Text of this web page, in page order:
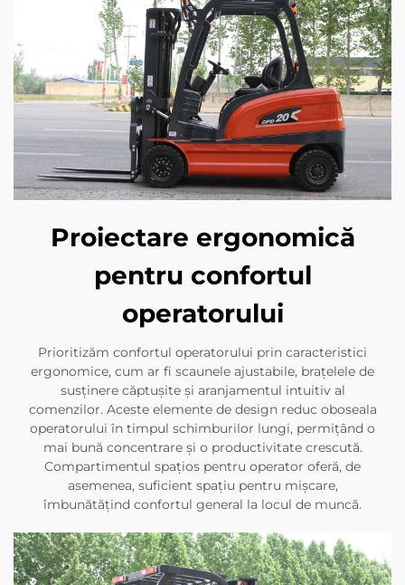
Proiectare ergonomică
pentru confortul
operatorului
Prioritizăm confortul operatorului prin caracteristici
ergonomice, cum ar fi scaunele ajustabile, brațelele de
susținere căptușite și aranjamentul intuitiv al
comenzilor. Aceste elemente de design reduc oboseala
operatorului în timpul schimburilor lungi, permițând o
mai bună concentrare și o productivitate crescută.
Compartimentul spațios pentru operator oferă, de
asemenea, suficient spațiu pentru mișcare,
îmbunătățind confortul general la locul de muncă.